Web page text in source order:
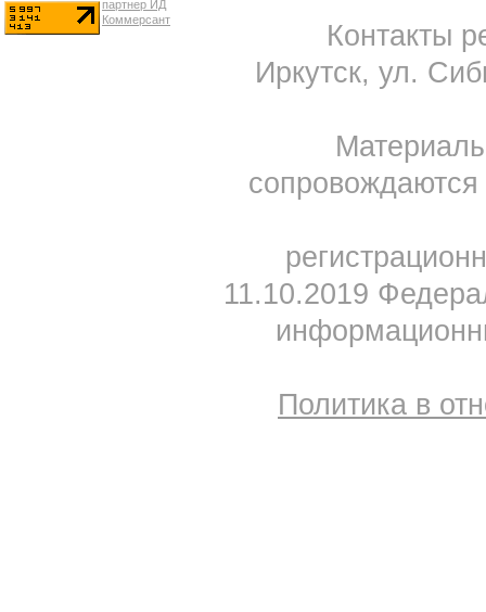
Контакты
Иркутск, ул.
11.10.2019
Политика в